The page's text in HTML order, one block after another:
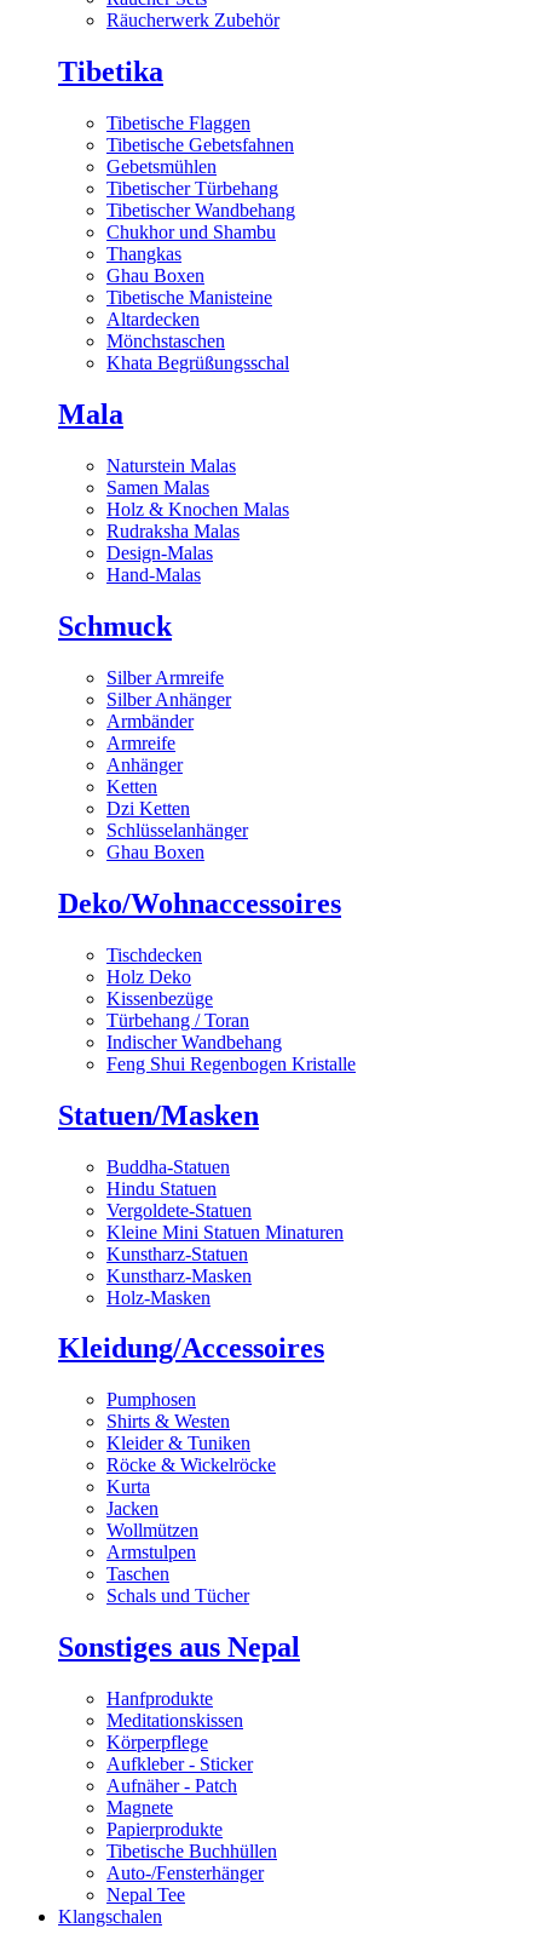
Räucherwerk Zubehör
Tibetika
Tibetische Flaggen
Tibetische Gebetsfahnen
Gebetsmühlen
Tibetischer Türbehang
Tibetischer Wandbehang
Chukhor und Shambu
Thangkas
Ghau Boxen
Tibetische Manisteine
Altardecken
Mönchstaschen
Khata Begrüßungsschal
Mala
Naturstein Malas
Samen Malas
Holz & Knochen Malas
Rudraksha Malas
Design-Malas
Hand-Malas
Schmuck
Silber Armreife
Silber Anhänger
Armbänder
Armreife
Anhänger
Ketten
Dzi Ketten
Schlüsselanhänger
Ghau Boxen
Deko/Wohnaccessoires
Tischdecken
Holz Deko
Kissenbezüge
Türbehang / Toran
Indischer Wandbehang
Feng Shui Regenbogen Kristalle
Statuen/Masken
Buddha-Statuen
Hindu Statuen
Vergoldete-Statuen
Kleine Mini Statuen Minaturen
Kunstharz-Statuen
Kunstharz-Masken
Holz-Masken
Kleidung/Accessoires
Pumphosen
Shirts & Westen
Kleider & Tuniken
Röcke & Wickelröcke
Kurta
Jacken
Wollmützen
Armstulpen
Taschen
Schals und Tücher
Sonstiges aus Nepal
Hanfprodukte
Meditationskissen
Körperpflege
Aufkleber - Sticker
Aufnäher - Patch
Magnete
Papierprodukte
Tibetische Buchhüllen
Auto-/Fensterhänger
Nepal Tee
Klangschalen